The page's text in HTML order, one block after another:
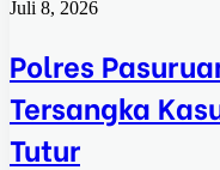
Juli 8, 2026
Polres
Tersangka
Tutur